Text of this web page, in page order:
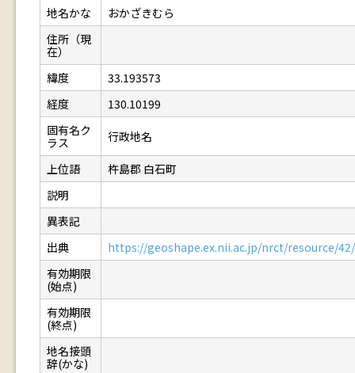
地名かな
おかざきむら
住所（現
在）
緯度
33.193573
経度
130.10199
固有名ク
ラス
行政地名
上位語
杵島郡 白石町
説明
異表記
出典
https://geoshape.ex.nii.ac.jp/nrct/resource/
有効期限
(始点)
有効期限
(終点)
地名接頭
辞(かな)